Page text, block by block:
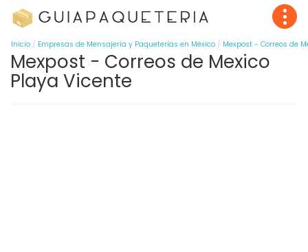
Inicio Empresas de Mensajería y Paqueterías en México Mexpost - Correos de
Mexpost - Correos de Mexico
Playa Vicente